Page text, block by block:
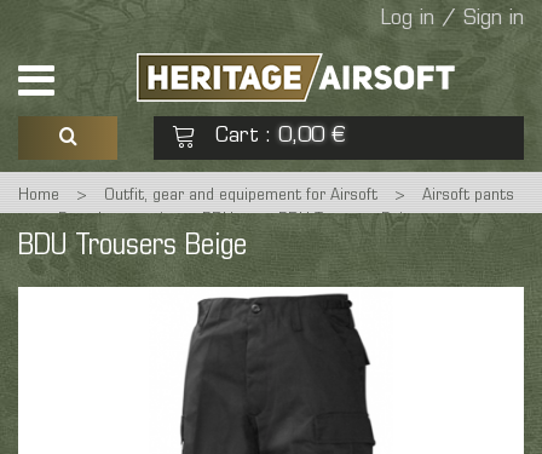
Log in / Sign in
Cart : 0,00 €
See my basket Check out
No products
Home > Outfit, gear and equipement for Airsoft >
Airsoft pants
Pantalons tactiques BDU BDU Trousers Beige
BDU Trousers Beige